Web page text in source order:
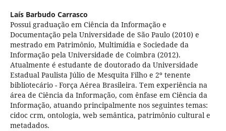
Laís Barbudo Carrasco
Possui graduação em Ciência da Informação e
Documentação pela Universidade de São Paulo (2010) e
mestrado em Patrimônio, Multimídia e Sociedade da
Informação pela Universidade de Coimbra (2012).
Atualmente é estudante de doutorado da Universidade
Estadual Paulista Júlio de Mesquita Filho e 2º tenente
bibliotecário - Força Aérea Brasileira. Tem experiência na
área de Ciência da Informação, com ênfase em Ciência da
Informação, atuando principalmente nos seguintes temas:
cidoc crm, ontologia, web semântica, patrimônio cultural e
metadados.